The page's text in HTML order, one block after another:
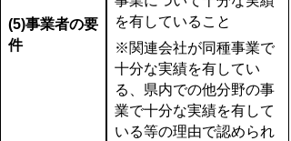
(5)事業者の要
件
を有していること
※関連会社が同種事業で
十分な実績を有してい
る、県内での他分野の事
業で十分な実績を有して
いる等の理由で認められ